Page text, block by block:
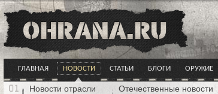
ГЛАВНАЯ НОВОСТИ СТАТЬИ БЛОГИ ОРУЖИЕ
Новости отрасли Отечественные новости